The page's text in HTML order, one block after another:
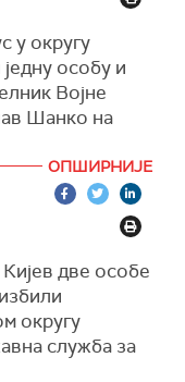
земаља
у објави на
на једном од
без
је Сљусар.
у округу
особу и
Војне
Шанко на
су 47 насеља
је 18 људи.
ОПШИРНИЈЕ
две особе
округу
служба за